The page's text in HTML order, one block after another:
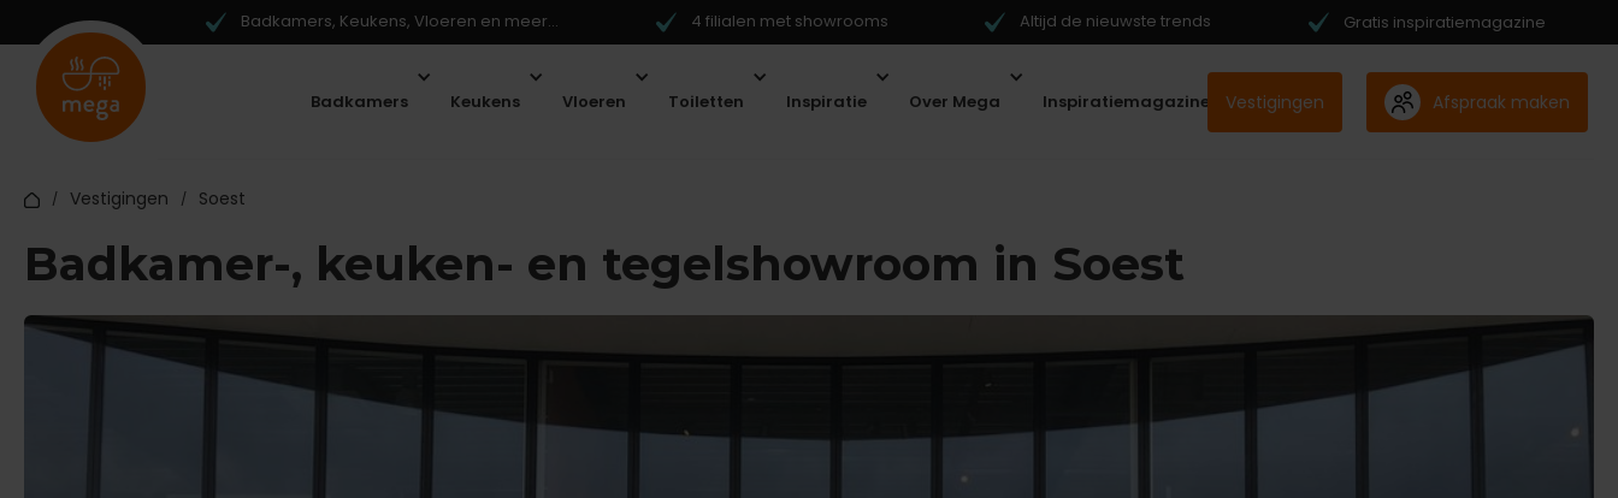
Badkamers, Keukens, Vloeren en meer... 4 filialen met showrooms Altijd de nieuwste trends Gratis inspiratiemagazine
Badkamers Keukens Vloeren Toiletten Inspiratie Over Mega Inspiratiemagazine Vestigingen Afspraak maken
/ Vestigingen / Soest
Badkamer-, keuken- en tegelshowroom in Soest